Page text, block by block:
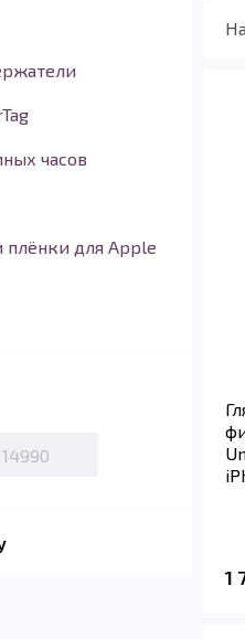
часов
плёнки для Apple
1